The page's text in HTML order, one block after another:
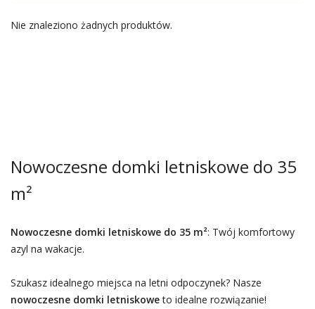
Nie znaleziono żadnych produktów.
Nowoczesne domki letniskowe do 35
m²
Nowoczesne domki letniskowe do 35 m²: Twój komfortowy
azyl na wakacje.
Szukasz idealnego miejsca na letni odpoczynek? Nasze
nowoczesne domki letniskoweto idealne rozwiązanie!